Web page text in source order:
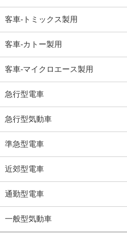
客車-トミックス製用
客車-カトー製用
客車-マイクロエース製用
急行型電車
急行型気動車
準急型電車
近郊型電車
通勤型電車
一般型気動車